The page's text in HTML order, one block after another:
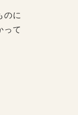
のに
って